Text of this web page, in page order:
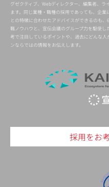
グゼクティブ、Webディレクター、編集者、
ます。同じ業種・職種の採用であっても、企
との特徴に合わせたアドバイスができるのも
職ノウハウと、宣伝会議のグループ力を駆使
考で注目しているポイントや、過去にどんな
ンならではの情報をお伝えします。
採用をお